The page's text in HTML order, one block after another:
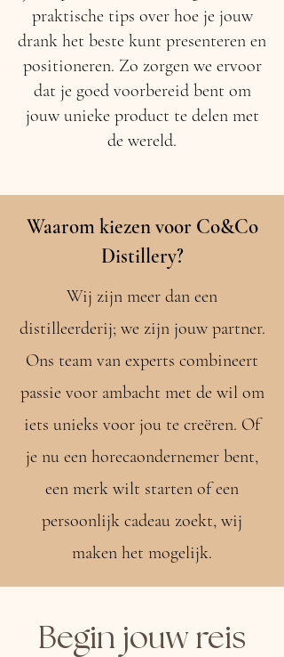
praktische tips over hoe je jouw
drank het beste kunt presenteren en
positioneren. Zo zorgen we ervoor
dat je goed voorbereid bent om
jouw unieke product te delen met
de wereld.
Waarom kiezen voor Co&Co
Distillery?
Wij zijn meer dan een
distilleerderij; we zijn jouw partner.
Ons team van experts combineert
passie voor ambacht met de wil om
iets unieks voor jou te creëren. Of
je nu een horecaondernemer bent,
een merk wilt starten of een
persoonlijk cadeau zoekt, wij
maken het mogelijk.
Begin jouw reis